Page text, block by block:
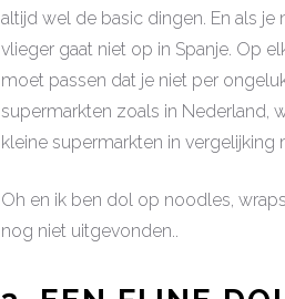
altijd wel de basic dingen. En als
vlieger gaat niet op in Spanje. Op
moet passen dat je niet per
supermarkten zoals in Nederland,
kleine supermarkten in
Oh en ik ben dol op noodles,
nog niet uitgevonden..